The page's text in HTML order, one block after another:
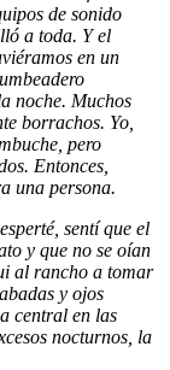
de sonido
a toda. Y el
en un
noche. Muchos
borrachos. Yo,
pero
Entonces,
una persona.
sentí que el
y que no se oían
al rancho a tomar
y ojos
central en las
nocturnos, la